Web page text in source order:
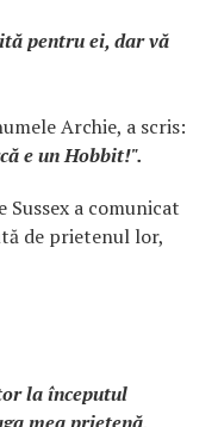
pentru ei, dar vă
Archie, a scris:
e un Hobbit!".
a comunicat
de prietenul lor,
la începutul